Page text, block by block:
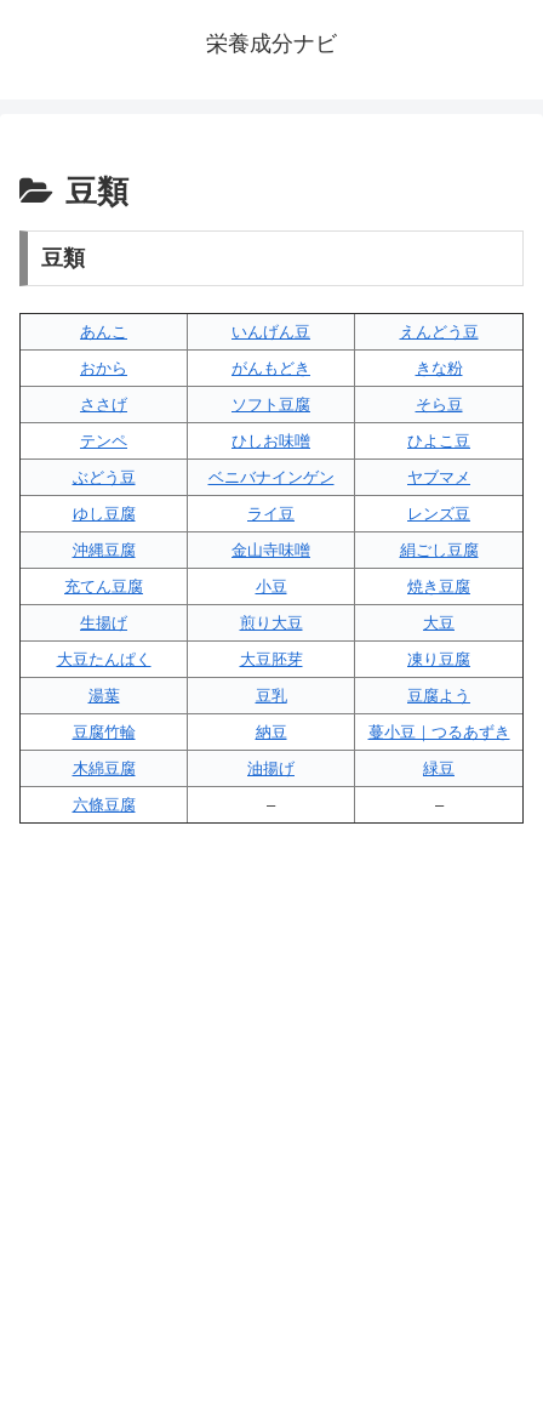
栄養成分ナビ
豆類
豆類
あんこ いんげん豆
えんどう豆
おから
がんもどき
きな粉
ささげ
ソフト豆腐
そら豆
テンペ
ひしお味噌
ひよこ豆
ぶどう豆
ベニバナインゲン
ヤブマメ
ゆし豆腐
ライ豆
レンズ豆
沖縄豆腐
金山寺味噌
絹ごし豆腐
充てん豆腐
小豆
焼き豆腐
生揚げ
煎り大豆
大豆
大豆たんぱく
大豆胚芽
凍り豆腐
湯葉
豆乳
豆腐よう
豆腐竹輪
納豆
蔓小豆｜つるあずき
木綿豆腐
油揚げ
緑豆
六條豆腐
– –